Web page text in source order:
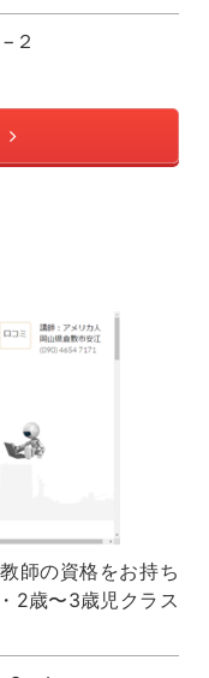
２
師の資格をお持ち
2歳〜3歳児クラス